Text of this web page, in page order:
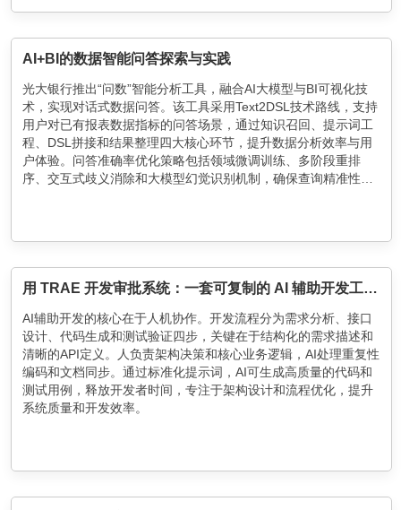
AI+BI的数据智能问答探索与实践
光大银行推出“问数”智能分析工具，融合AI大模型与BI可视化技
术，实现对话式数据问答。该工具采用Text2DSL技术路线，支持
用户对已有报表数据指标的问答场景，通过知识召回、提示词工
程、DSL拼接和结果整理四大核心环节，提升数据分析效率与用
户体验。问答准确率优化策略包括领域微调训练、多阶段重排
序、交互式歧义消除和大模型幻觉识别机制，确保查询精准性。
用 TRAE 开发审批系统：一套可复制的 AI 辅助开发工作流
AI辅助开发的核心在于人机协作。开发流程分为需求分析、接口
设计、代码生成和测试验证四步，关键在于结构化的需求描述和
清晰的API定义。人负责架构决策和核心业务逻辑，AI处理重复性
编码和文档同步。通过标准化提示词，AI可生成高质量的代码和
测试用例，释放开发者时间，专注于架构设计和流程优化，提升
系统质量和开发效率。